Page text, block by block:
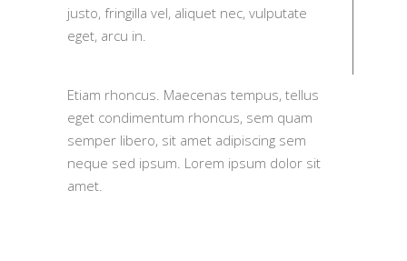
justo, fringilla vel, aliquet nec, vulputate
eget, arcu in.
Etiam rhoncus. Maecenas tempus, tellus
eget condimentum rhoncus, sem quam
semper libero, sit amet adipiscing sem
neque sed ipsum. Lorem ipsum dolor sit
amet.